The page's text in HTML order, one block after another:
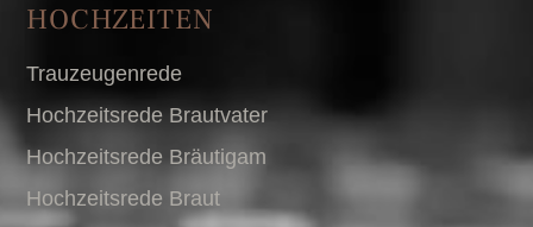
HOCHZEITEN
Trauzeugenrede
Hochzeitsrede Brautvater
Hochzeitsrede Bräutigam
Hochzeitsrede Braut